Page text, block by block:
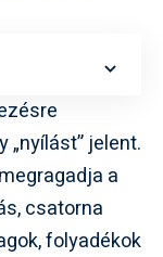
„nyílást” jelent.
a
csatorna
folyadékok